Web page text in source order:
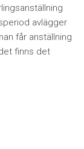
avlägger
får anställning
finns det